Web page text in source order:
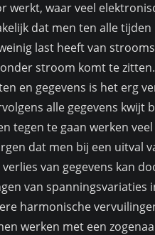
werkt, waar veel
dat men ten alle
last heeft van
stroom komt te
en gegevens is het erg
alle gegevens kwijt
tegen te gaan werken veel
dat men bij een uitval
van gegevens kan
van
harmonische
werken met een